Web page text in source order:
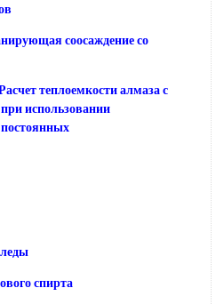
соосаждение со
теплоемкости алмаза с
использовании
спирта